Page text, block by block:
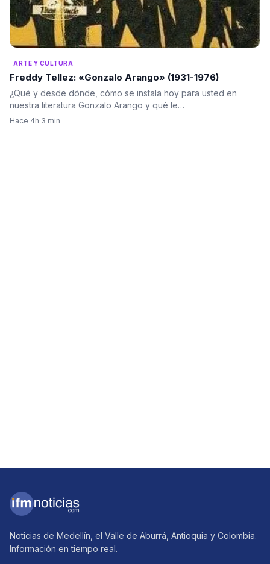
ARTE Y CULTURA
Freddy Tellez: «Gonzalo Arango» (1931-1976)
¿Qué y desde dónde, cómo se instala hoy para usted en
nuestra literatura Gonzalo Arango y qué le…
Hace 4h·3 min
Noticias de Medellín, el Valle de Aburrá, Antioquia y Colombia.
Información en tiempo real.